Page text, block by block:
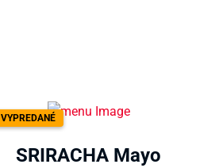
VYPREDANÉ
SRIRACHA Mayo